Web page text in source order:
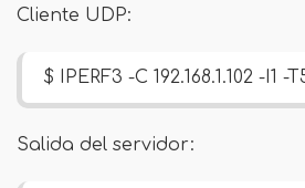
Cliente UDP:
$ IPERF3 -C 192.168.1.102 -I1 -
Salida del servidor: